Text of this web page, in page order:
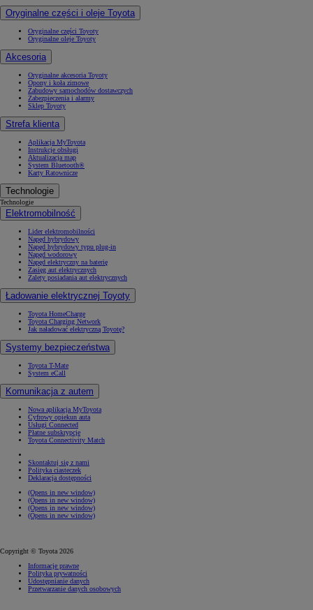
Oryginalne części i oleje Toyota
Oryginalne części Toyoty
Oryginalne oleje Toyoty
Akcesoria
Oryginalne akcesoria Toyoty
Opony i koła zimowe
Zabudowy samochodów dostawczych
Zabezpieczenia i alarmy
Sklep Toyoty
Strefa klienta
Aplikacja MyToyota
Instrukcje obsługi
Aktualizacja map
System Bluetooth®
Karty Ratownicze
Technologie
Technologie
Elektromobilność
Lider elektromobilności
Napęd hybrydowy
Napęd hybrydowy typu plug-in
Napęd wodorowy
Napęd elektryczny na baterię
Zasięg aut elektrycznych
Zalety posiadania aut elektrycznych
Ładowanie elektrycznej Toyoty
Toyota HomeCharge
Toyota Charging Network
Jak naładować elektryczną Toyotę?
Systemy bezpieczeństwa
Toyota T-Mate
System eCall
Komunikacja z autem
Nowa aplikacja MyToyota
Cyfrowy opiekun auta
Usługi Connected
Płatne subskrypcje
Toyota Connectivity Match
Skontaktuj się z nami
Polityka ciasteczek
Deklaracja dostępności
(Opens in new window)
(Opens in new window)
(Opens in new window)
(Opens in new window)
Copyright © Toyota 2026
Informacje prawne
Polityka prywatności
Udostępnianie danych
Przetwarzanie danych osobowych